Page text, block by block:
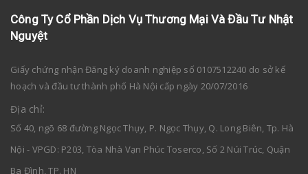
Công Ty Cổ Phần Dịch Vụ Thương Mại Và Đầu Tư Nhật
Nguyệt
Giấy chứng nhận Đăng ký doanh nghiệp số 0107512240 do sở kế
hoạch và đầu tư thành phố Hà Nội cấp ngày 20/07/2016
Địa chỉ:
Số 40, ngõ 68 đường Ngọc Thụy, P. Ngọc Thụy, Q. Long Biên, Tp. Hà
Nội - VPGD: P203, Tòa Nhà Vạn Phúc Toserco, Số 2 Núi Trúc, Quận
Ba Đình, TP. HN